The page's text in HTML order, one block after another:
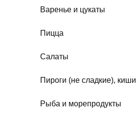
Варенье и цукаты
Пицца
Салаты
Пироги (не сладкие), киши
Рыба и морепродукты